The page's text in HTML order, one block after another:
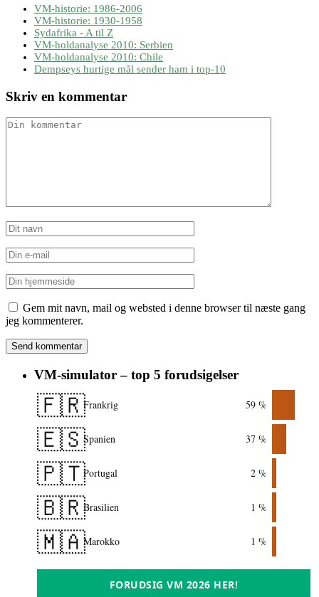
VM-historie: 1986-2006
VM-historie: 1930-1958
Sydafrika - A til Z
VM-holdanalyse 2010: Serbien
VM-holdanalyse 2010: Chile
Dempseys hurtige mål sender ham i top-10
Skriv en kommentar
Gem mit navn, mail og websted i denne browser til næste gang
jeg kommenterer.
VM-simulator – top 5 forudsigelser
🇫🇷Frankrig 59 %
🇪🇸Spanien 37 %
🇵🇹Portugal 2 %
🇧🇷Brasilien 1 %
🇲🇦Marokko 1 %
FORUDSIG VM 2026 HER!